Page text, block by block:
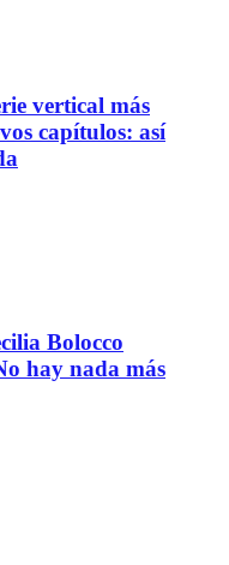
vertical más
capítulos: así
Bolocco
hay nada más